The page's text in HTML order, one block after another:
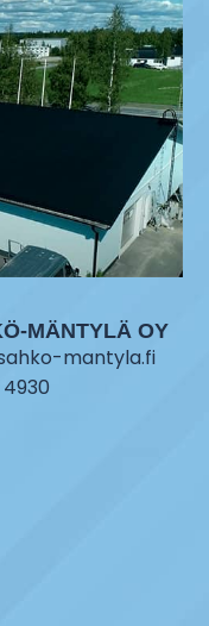
MÄNTYLÄ OY
mantyla.fi
4930